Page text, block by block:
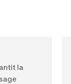
la